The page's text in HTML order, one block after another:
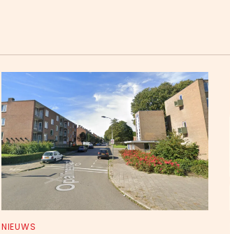
NIEUWS